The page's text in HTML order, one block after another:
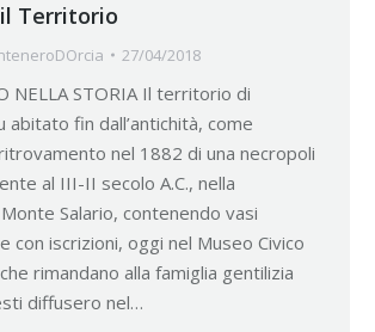
Territorio
27/04/2018
NELLA STORIA Il territorio di
abitato fin dall’antichità, come
nel 1882 di una necropoli
al III-II secolo A.C., nella
Salario, contenendo vasi
con iscrizioni, oggi nel Museo Civico
rimandano alla famiglia gentilizia
diffusero nel…